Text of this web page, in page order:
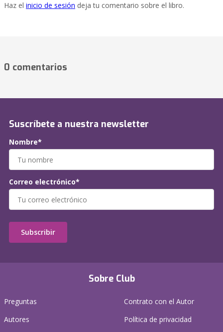
Haz el inicio de sesión deja tu comentario sobre el libro.
0 comentarios
Sobre Club
Preguntas
Autores
Contrato con el Autor
Política de privacidad
Suscríbete a nuestra newsletter
Nombre*
Correo electrónico*
Subscribir